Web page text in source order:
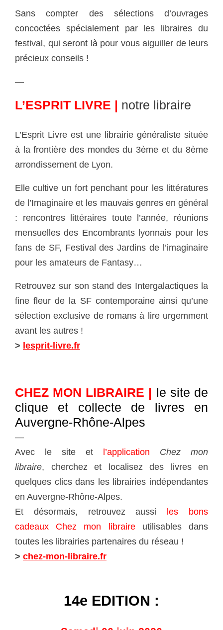
Sans compter des sélections d’ouvrages
concoctées spécialement par les libraires du
festival, qui seront là pour vous aiguiller de leurs
précieux conseils !
—
L’ESPRIT LIVRE | notre libraire
L’Esprit Livre est une librairie généraliste située
à la frontière des mondes du 3ème et du 8ème
arrondissement de Lyon.
Elle cultive un fort penchant pour les littératures
de l’Imaginaire et les mauvais genres en général
: rencontres littéraires toute l’année, réunions
mensuelles des Encombrants lyonnais pour les
fans de SF, Festival des Jardins de l’imaginaire
pour les amateurs de Fantasy…
Retrouvez sur son stand des Intergalactiques la
fine fleur de la SF contemporaine ainsi qu’une
sélection exclusive de romans à lire urgemment
avant les autres !
> lesprit-livre.fr
CHEZ MON LIBRAIRE | le site de
clique et collecte de livres en
Auvergne-Rhône-Alpes
—
Avec le site et
l’application
Chez mon
libraire, cherchez et
localisez des livres en
quelques clics dans les librairies indépendantes
en Auvergne-Rhône-Alpes.
Et désormais, retrouvez aussi
les bons
cadeaux Chez mon libraire
utilisables dans
toutes les librairies partenaires du réseau !
> chez-mon-libraire.fr
14e EDITION :